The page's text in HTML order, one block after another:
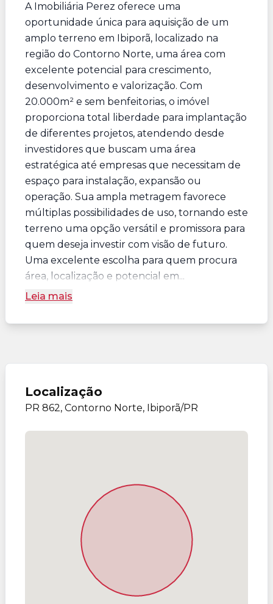
A Imobiliária Perez oferece uma
oportunidade única para aquisição de um
amplo terreno em Ibiporã, localizado na
região do Contorno Norte, uma área com
excelente potencial para crescimento,
desenvolvimento e valorização. Com
20.000m² e sem benfeitorias, o imóvel
proporciona total liberdade para implantação
de diferentes projetos, atendendo desde
investidores que buscam uma área
estratégica até empresas que necessitam de
espaço para instalação, expansão ou
operação. Sua ampla metragem favorece
múltiplas possibilidades de uso, tornando este
terreno uma opção versátil e promissora para
quem deseja investir com visão de futuro.
Uma excelente escolha para quem procura
área, localização e potencial em...
Leia mais
Localização
PR 862, Contorno Norte, Ibiporã/PR